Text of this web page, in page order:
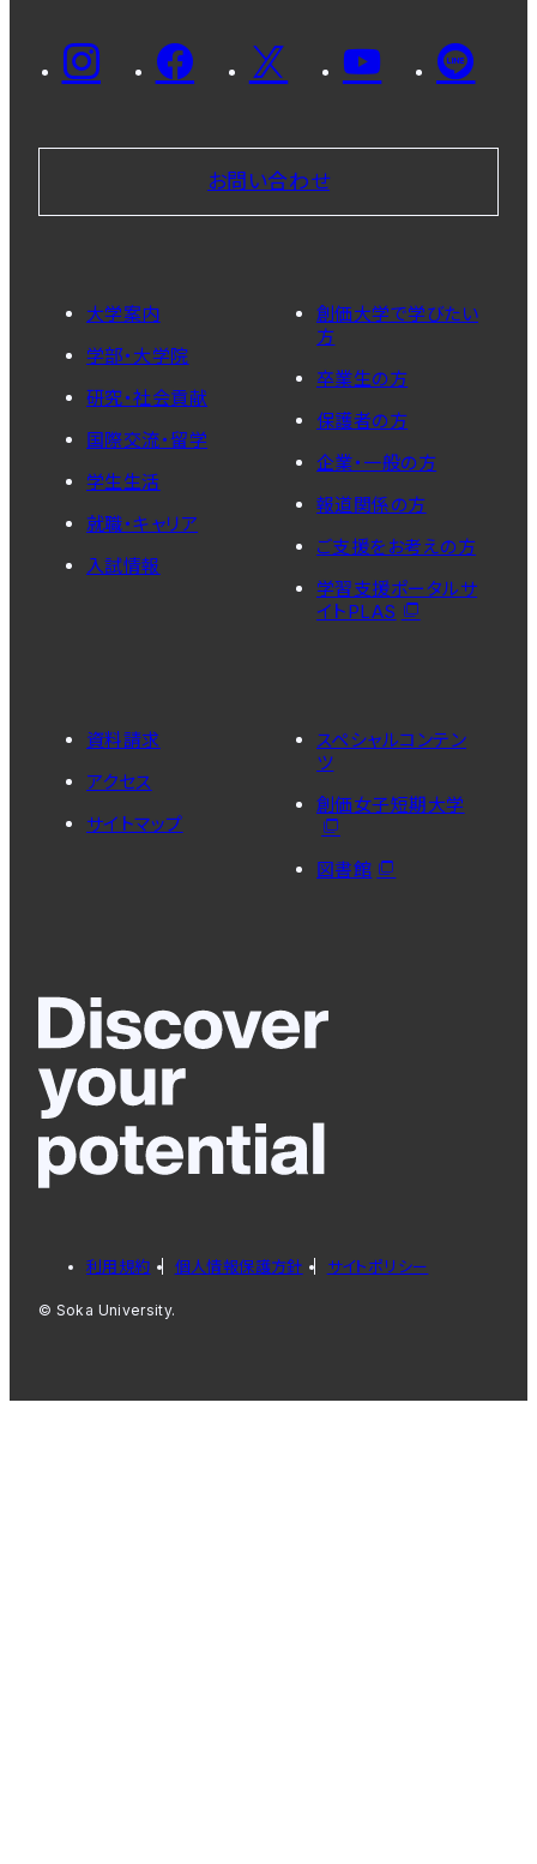
お問い合わせ
大学案内
学部・大学院
研究・社会貢献
国際交流・留学
学生生活
就職・キャリア
入試情報
創価大学で学びたい
方
卒業生の方
保護者の方
企業・一般の方
報道関係の方
ご支援をお考えの方
学習支援ポータルサ
イトPLAS
資料請求
アクセス
サイトマップ
スペシャルコンテン
ツ
創価女子短期大学
図書館
利用規約 個人情報保護方針 サイトポリシー
© Soka University.